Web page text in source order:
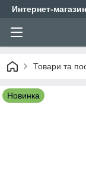
Интернет-
Товари та
Новинка